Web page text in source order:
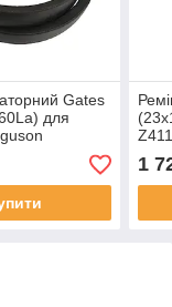
Gates
для
1